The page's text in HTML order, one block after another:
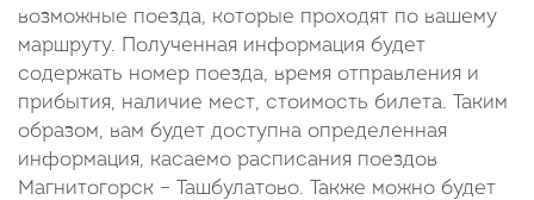
возможные поезда, которые проходят по вашему
маршруту. Полученная информация будет
содержать номер поезда, время отправления и
прибытия, наличие мест, стоимость билета. Таким
образом, вам будет доступна определенная
информация, касаемо расписания поездов
Магнитогорск – Ташбулатово. Также можно будет